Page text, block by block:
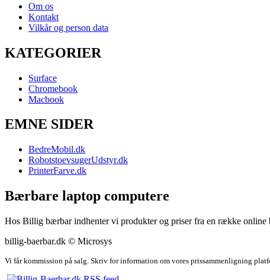
Om os
Kontakt
Vilkår og person data
KATEGORIER
Surface
Chromebook
Macbook
EMNE SIDER
BedreMobil.dk
RobotstoevsugerUdstyr.dk
PrinterFarve.dk
Bærbare laptop computere
Hos Billig bærbar indhenter vi produkter og priser fra en række online
billig-baerbar.dk © Microsys
Vi får kommission på salg. Skriv for information om vores prissammenligning